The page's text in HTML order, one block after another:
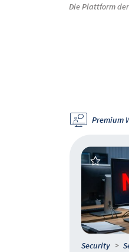
Die Plattform
Security